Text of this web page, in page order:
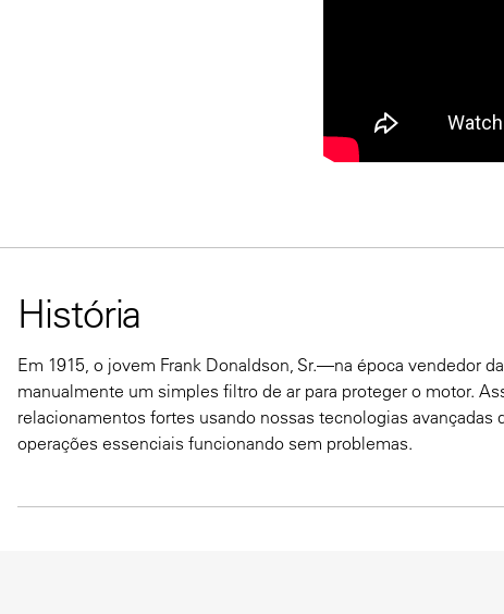
História
Em 1915, o jovem Frank Donaldson, Sr.—na época vendedor
manualmente um simples filtro de ar para proteger o motor.
relacionamentos fortes usando nossas tecnologias
operações essenciais funcionando sem problemas.